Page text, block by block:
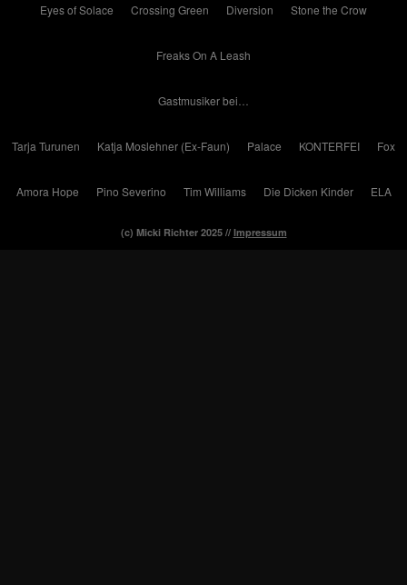
Eyes of Solace Crossing Green Diversion Stone the Crow
Freaks On A Leash
Gastmusiker bei…
Tarja Turunen Katja Moslehner (Ex-Faun) Palace KONTERFEI Fox
Amora Hope Pino Severino Tim Williams Die Dicken Kinder ELA
(c) Micki Richter 2025 // Impressum